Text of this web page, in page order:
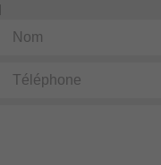
Téléphone